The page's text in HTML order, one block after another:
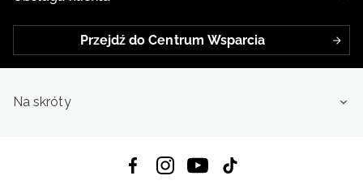
Przejdź do Centrum Wsparcia
Na skróty